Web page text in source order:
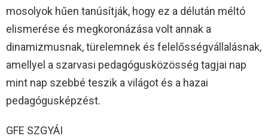
mosolyok hűen tanúsítják, hogy ez a délután méltó
elismerése és megkoronázása volt annak a
dinamizmusnak, türelemnek és felelősségvállalásnak,
amellyel a szarvasi pedagógusközösség tagjai nap
mint nap szebbé teszik a világot és a hazai
pedagógusképzést.
GFE SZGYÁI